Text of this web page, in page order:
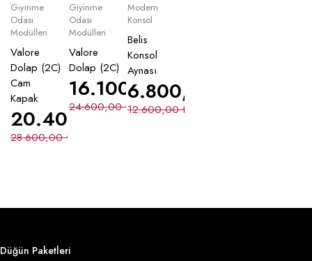
Giyinme
Odası
Modülleri
Valore
Dolap (2C)
Cam
Kapak
28.600,00₺
20.400,00₺
Giyinme
Odası
Modülleri
Valore
Dolap (2C)
24.600,00₺
16.100,00₺
Modern
Konsol
Belis
Konsol
Aynası
12.600,00₺
6.800,00
Düğün Paketleri